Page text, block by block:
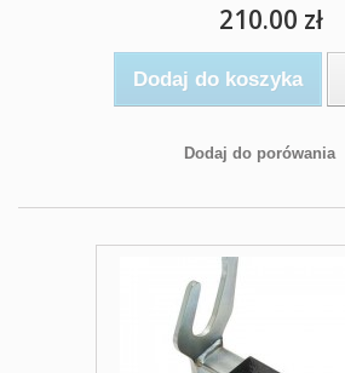
210.00 zł
Dodaj do koszyka
Dodaj do porówania